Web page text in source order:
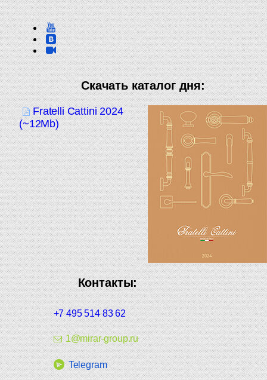
Скачать каталог дня:
Fratelli Cattini 2024
(~12Mb)
Контакты:
+7 495 514 83 62
1@mirar-group.ru
Telegram